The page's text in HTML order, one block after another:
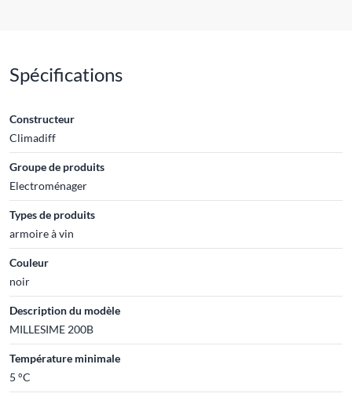
Spécifications
Constructeur
Climadiff
Groupe de produits
Electroménager
Types de produits
armoire à vin
Couleur
noir
Description du modèle
MILLESIME 200B
Température minimale
5 °C